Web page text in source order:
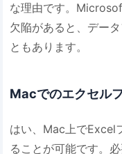
な理由です。
欠陥があると、デー
ともあります。
Macでのエクセル
はい、Mac上でExcel
ることが可能です。